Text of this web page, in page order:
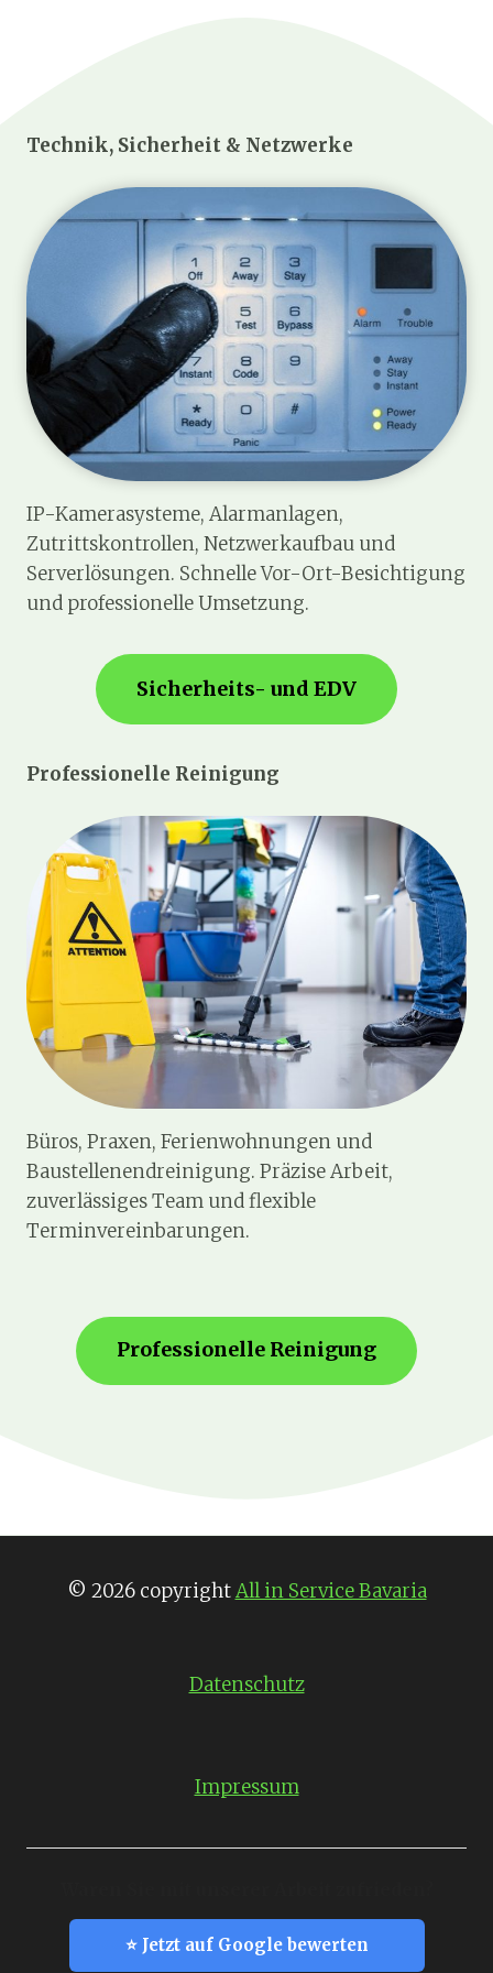
Technik, Sicherheit & Netzwerke
IP-Kamerasysteme, Alarmanlagen,
Zutrittskontrollen, Netzwerkaufbau und
Serverlösungen. Schnelle Vor-Ort-Besichtigung
und professionelle Umsetzung.
Sicherheits- und EDV
Professionelle Reinigung
Büros, Praxen, Ferienwohnungen und
Baustellenendreinigung. Präzise Arbeit,
zuverlässiges Team und flexible
Terminvereinbarungen.
Professionelle Reinigung
© 2026 copyrightAll in Service Bavaria
Datenschutz
Impressum
⭐ Jetzt auf Google bewerten